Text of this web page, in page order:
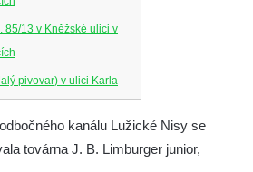
85/13 v Kněžské ulici v
pivovar) v ulici Karla
náměstí v
kanálu Lužické Nisy se
továrna J. B. Limburger junior,